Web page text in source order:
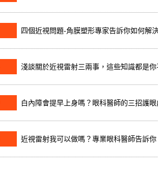
四個近視問題-角膜塑形專家告訴你如何解
淺談關於近視雷射三兩事，這些知識都是
白內障會提早上身嗎？眼科醫師的三招護
近視雷射我可以做嗎？專業眼科醫師告訴